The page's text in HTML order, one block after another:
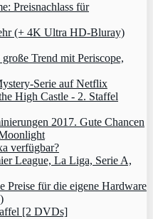
Preisnachlass für
(+ 4K Ultra HD-Bluray)
Trend mit Periscope,
Serie auf Netflix
High Castle - 2. Staffel
2017. Gute Chancen
verfügbar?
League, La Liga, Serie A,
Preise für die eigene Hardware
[2 DVDs]